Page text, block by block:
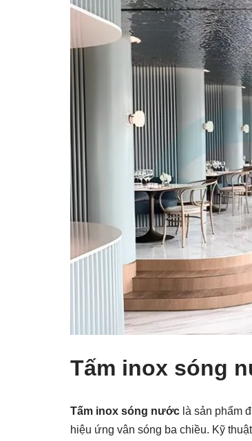
Tấm inox sóng
Tấm inox sóng nước là sản phẩm
hiệu ứng vân sóng ba chiều. Kỹ